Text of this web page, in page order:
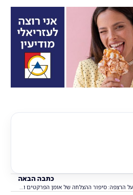
כתבה הבאה
25 שנה על הרצפה: סיפור ההצלחה של אומן הפרקטים והקרמיקה במודיעין